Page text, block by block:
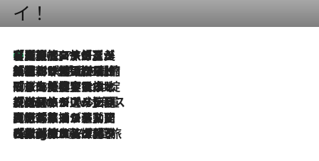
イ！
2026.8.7
【厳選旅コスメ】「多機能アイテムがメイン！」旅好き美容エディターが選んだ夏旅ベストコスメを発表【Mサイズジップ】
2026.8.6
「荷物が増えるほど旅ストレスは増す」美容ジャーナリストがたどり着いた最終結論。“化粧品を劇的に減らす”感動の凝縮美容とは
2026.8.6
「旅先には金髪ウィッグを持参」日本と同じメイクでは損してる!? 美容ジャーナリストが提案する“掟破りの旅美容”とは
2026.8.6
【厳選旅コスメ】「身軽さ＆UV対策重視！」ヘアアーティストshucoが選んだ夏旅ベストコスメを発表【Mサイズジップ】
2026.8.5
【厳選旅コスメ】国内をあちこち移動する河井菜摘が選んだ夏旅ベストコスメ発表！「リラックスアイテムはマスト」【Mサイズジップ】
2026.8.4
【厳選旅コスメ】「紫外線＆乾燥対策しながらメイク感も！」ヘア＆メイクGeorgeが選んだ夏旅ベストコスメを発表！【Mサイズジップ】